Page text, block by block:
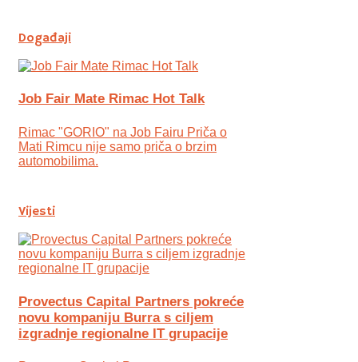
Događaji
Job Fair Mate Rimac Hot Talk
Rimac "GORIO" na Job Fairu Priča o
Mati Rimcu nije samo priča o brzim
automobilima.
Vijesti
Provectus Capital Partners pokreće
novu kompaniju Burra s ciljem
izgradnje regionalne IT grupacije